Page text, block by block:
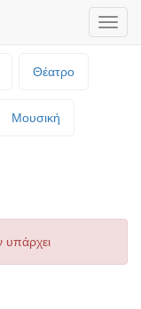
Θέατρο
Μουσική
υπάρχει